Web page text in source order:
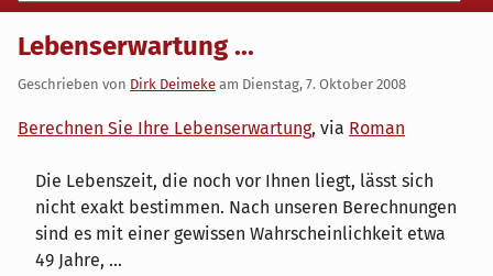
Lebenserwartung ...
Geschrieben von Dirk Deimeke am Dienstag, 7. Oktober 2008
Berechnen Sie Ihre Lebenserwartung, via Roman
Die Lebenszeit, die noch vor Ihnen liegt, lässt sich
nicht exakt bestimmen. Nach unseren Berechnungen
sind es mit einer gewissen Wahrscheinlichkeit etwa
49 Jahre, ...